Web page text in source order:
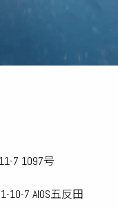
7 1097号
10-7 AIOS五反田